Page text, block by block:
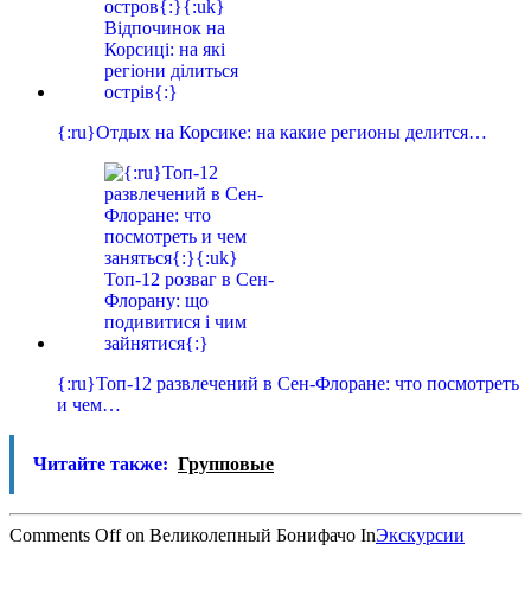
{:ru}Отдых на Корсике: на какие регионы делится…
{:ru}Топ-12 развлечений в Сен-Флоране: что посмотреть
и чем…
Читайте также: Групповые
Comments Offon Великолепный Бонифачо InЭкскурсии